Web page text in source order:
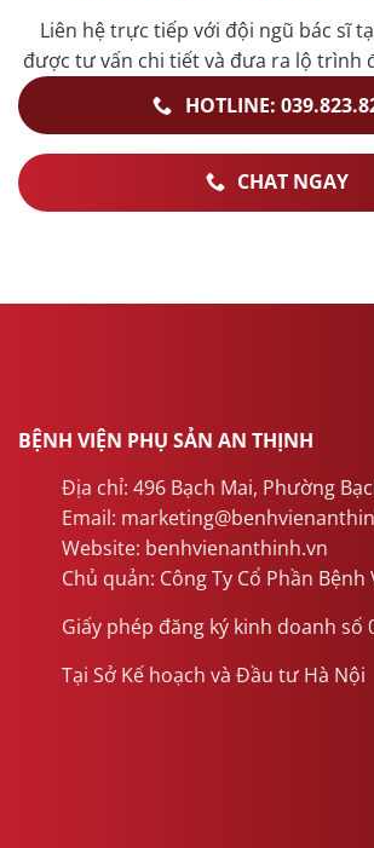
Liên hệ trực tiếp với đội ngũ bác sĩ
được tư vấn chi tiết và đưa ra lộ trình
HOTLINE:
CHAT NGAY
BỆNH VIỆN PHỤ SẢN AN THỊNH
Địa chỉ: 496 Bạch Mai, Phường
Email:
Website: benhvienanthinh.vn
Chủ quản: Công Ty Cổ Phần Bệnh
Giấy phép đăng ký kinh doanh số
Tại Sở Kế hoạch và Đầu tư Hà Nội